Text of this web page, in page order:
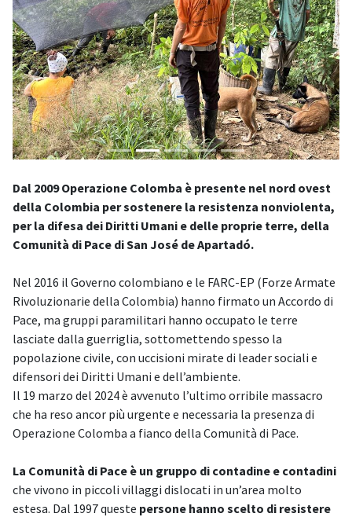
Dal 2009 Operazione Colomba è presente nel nord ovest
della Colombia per sostenere la resistenza nonviolenta,
per la difesa dei Diritti Umani e delle proprie terre, della
Comunità di Pace di San José de Apartadó.
Nel 2016 il Governo colombiano e le FARC-EP (Forze Armate
Rivoluzionarie della Colombia) hanno firmato un Accordo di
Pace, ma gruppi paramilitari hanno occupato le terre
lasciate dalla guerriglia, sottomettendo spesso la
popolazione civile, con uccisioni mirate di leader sociali e
difensori dei Diritti Umani e dell’ambiente.
Il 19 marzo del 2024 è avvenuto l’ultimo orribile massacro
che ha reso ancor più urgente e necessaria la presenza di
Operazione Colomba a fianco della Comunità di Pace.
La Comunità di Pace è un gruppo di contadine e contadini
che vivono in piccoli villaggi dislocati in un’area molto
estesa. Dal 1997 queste persone hanno scelto di resistere